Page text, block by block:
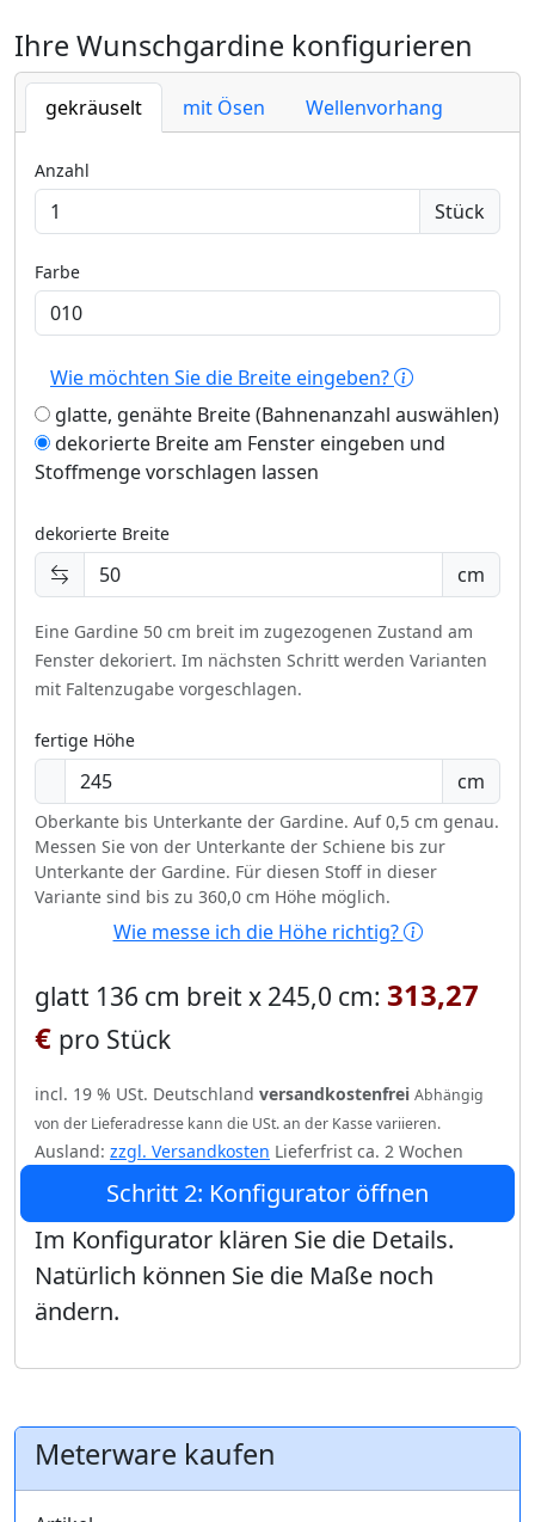
Ihre Wunschgardine konfigurieren
gekräuselt mit Ösen Wellenvorhang
Anzahl
Stück
Farbe
Wie möchten Sie die Breite eingeben?
glatte, genähte Breite (Bahnenanzahl auswählen)
dekorierte Breite am Fenster eingeben und
Stoffmenge vorschlagen lassen
dekorierte Breite
cm
Eine Gardine 50 cm breit im zugezogenen Zustand am
Fenster dekoriert. Im nächsten Schritt werden Varianten
mit Faltenzugabe vorgeschlagen.
fertige Höhe
cm
Oberkante bis Unterkante der Gardine. Auf 0,5 cm genau.
Messen Sie von der Unterkante der Schiene bis zur
Unterkante der Gardine. Für diesen Stoff in dieser
Variante sind bis zu 360,0 cm Höhe möglich.
Wie messe ich die Höhe richtig?
glatt 136 cm breit x 245,0 cm: 313,27
€ pro Stück
incl. 19 % USt. Deutschland versandkostenfrei Abhängig
von der Lieferadresse kann die USt. an der Kasse variieren.
Ausland: zzgl. Versandkosten Lieferfrist ca. 2 Wochen
Schritt 2: Konfigurator öffnen
Im Konfigurator klären Sie die Details.
Natürlich können Sie die Maße noch
ändern.
Meterware kaufen